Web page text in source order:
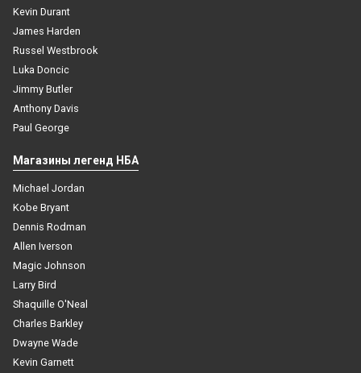
Kevin Durant
James Harden
Russel Westbrook
Luka Doncic
Jimmy Butler
Anthony Davis
Paul George
Магазины легенд НБА
Michael Jordan
Kobe Bryant
Dennis Rodman
Allen Iverson
Magic Johnson
Larry Bird
Shaquille O'Neal
Charles Barkley
Dwayne Wade
Kevin Garnett